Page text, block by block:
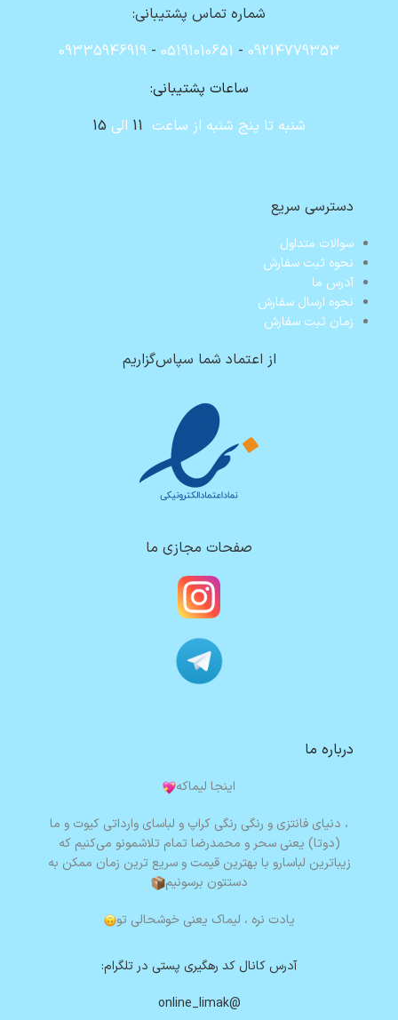
شماره تماس پشتیبانی:
09214779353
-
05191010651
-
09335946919
ساعات پشتیبانی:
شنبه تا پنج شنبه از ساعت 11 الی 15
دسترسی سریع
سوالات متداول
نحوه ثبت سفارش
آدرس ما
نحوه ارسال سفارش
زمان ثبت سفارش
از اعتماد شما سپاس‌گزاریم
صفحات مجازی ما
درباره ما
اینجا لیماکه
، دنیای فانتزی و رنگی رنگی کراپ و لباسای وارداتی کیوت و ما
(دوتا) یعنی سحر و محمدرضا تمام تلاشمونو می‌کنیم که
زیباترین لباسارو با بهترین قیمت و سریع ترین زمان ممکن به
دستتون برسونیم
یادت نره ، لیماک یعنی خوشحالی تو
آدرس کانال کد رهگیری پستی در تلگرام:
@online_limak